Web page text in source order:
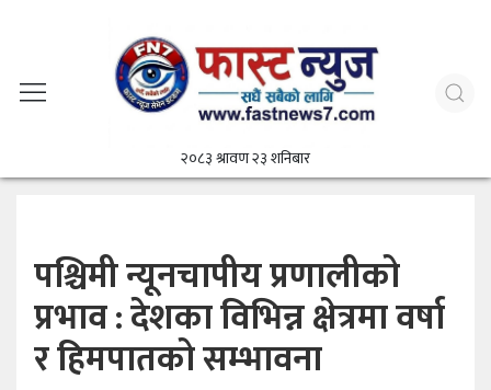
२०८३ श्रावण २३ शनिबार
पश्चिमी न्यूनचापीय प्रणालीको
प्रभाव : देशका विभिन्न क्षेत्रमा वर्षा
र हिमपातको सम्भावना